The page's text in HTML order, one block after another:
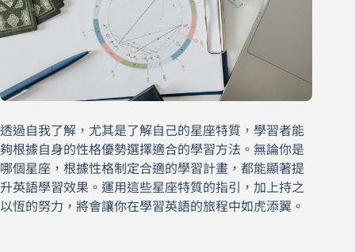
透過自我了解，尤其是了解自己的星座特質，學習者能
夠根據自身的性格優勢選擇適合的學習方法。無論你是
哪個星座，根據性格制定合適的學習計畫，都能顯著提
升英語學習效果。運用這些星座特質的指引，加上持之
以恆的努力，將會讓你在學習英語的旅程中如虎添翼。